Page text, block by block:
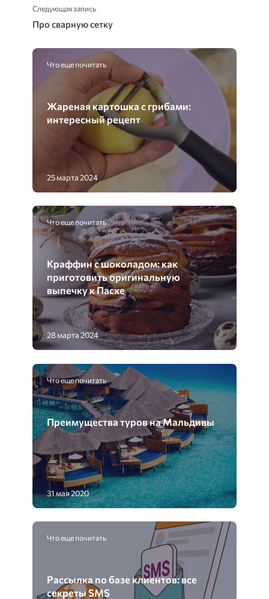
Следующая запись
Про сварную сетку
Что еще почитать
Жареная картошка с грибами:
интересный рецепт
25 марта 2024
Что еще почитать
Краффин с шоколадом: как
приготовить оригинальную
выпечку к Пасхе
28 марта 2024
Что еще почитать
Преимущества туров на Мальдивы
31 мая 2020
Что еще почитать
Рассылка по базе клиентов: все
секреты SMS